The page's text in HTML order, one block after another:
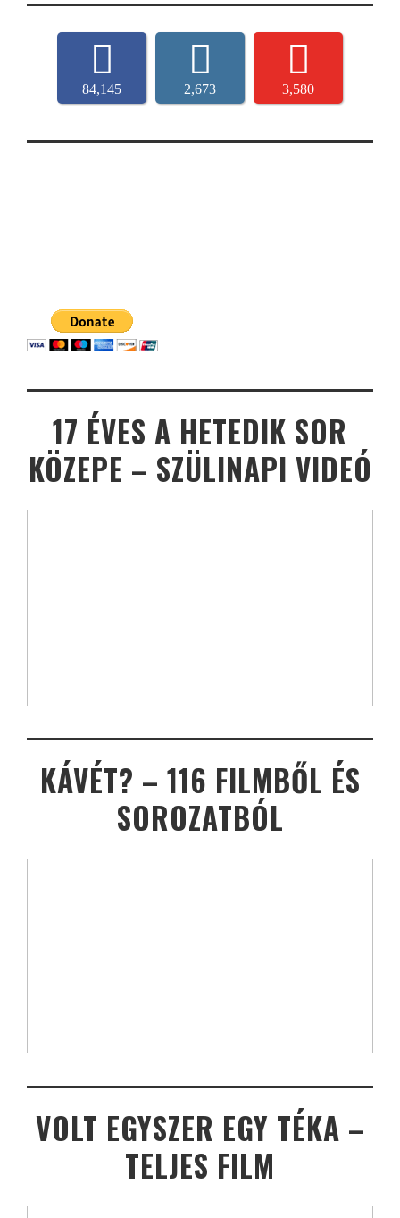
84,145 2,673 3,580
17 ÉVES A HETEDIK SOR
KÖZEPE – SZÜLINAPI VIDEÓ
KÁVÉT? – 116 FILMBŐL ÉS
SOROZATBÓL
VOLT EGYSZER EGY TÉKA –
TELJES FILM